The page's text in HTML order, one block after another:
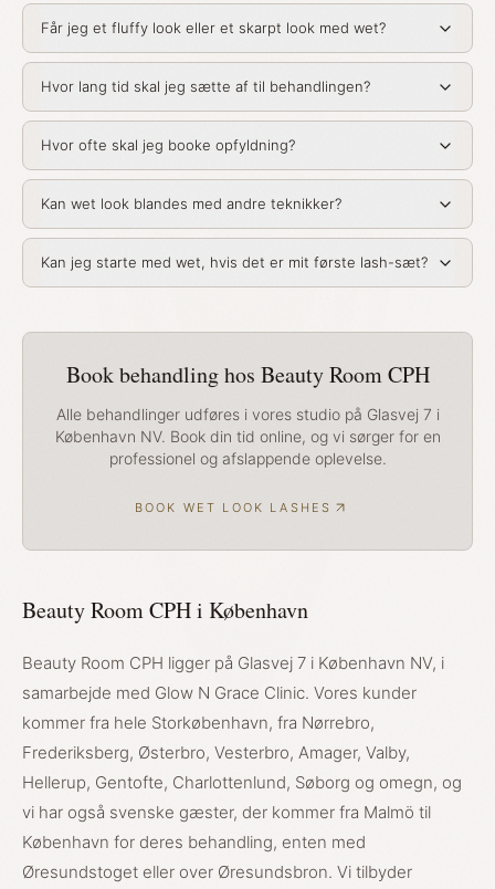
Får jeg et fluffy look eller et skarpt look med wet?
Hvor lang tid skal jeg sætte af til behandlingen?
Hvor ofte skal jeg booke opfyldning?
Kan wet look blandes med andre teknikker?
Kan jeg starte med wet, hvis det er mit første lash-sæt?
Book behandling hos Beauty Room CPH
Alle behandlinger udføres i vores studio på Glasvej 7 i
København NV. Book din tid online, og vi sørger for en
professionel og afslappende oplevelse.
BOOK WET LOOK LASHES
Beauty Room CPH i København
Beauty Room CPH ligger på Glasvej 7 i København NV, i
samarbejde med Glow N Grace Clinic. Vores kunder
kommer fra hele Storkøbenhavn, fra Nørrebro,
Frederiksberg, Østerbro, Vesterbro, Amager, Valby,
Hellerup, Gentofte, Charlottenlund, Søborg og omegn, og
vi har også svenske gæster, der kommer fra Malmö til
København for deres behandling, enten med
Øresundstoget eller over Øresundsbron. Vi tilbyder